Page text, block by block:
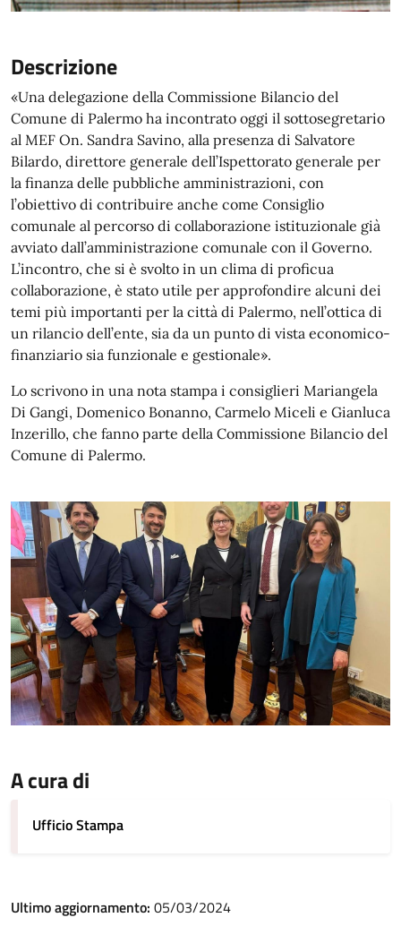
Descrizione
«Una delegazione della Commissione Bilancio del
Comune di Palermo ha incontrato oggi il sottosegretario
al MEF On. Sandra Savino, alla presenza di Salvatore
Bilardo, direttore generale dell’Ispettorato generale per
la finanza delle pubbliche amministrazioni, con
l’obiettivo di contribuire anche come Consiglio
comunale al percorso di collaborazione istituzionale già
avviato dall’amministrazione comunale con il Governo.
L’incontro, che si è svolto in un clima di proficua
collaborazione, è stato utile per approfondire alcuni dei
temi più importanti per la città di Palermo, nell’ottica di
un rilancio dell’ente, sia da un punto di vista economico-
finanziario sia funzionale e gestionale».
Lo scrivono in una nota stampa i consiglieri Mariangela
Di Gangi, Domenico Bonanno, Carmelo Miceli e Gianluca
Inzerillo, che fanno parte della Commissione Bilancio del
Comune di Palermo.
A cura di
Ufficio Stampa
Ultimo aggiornamento: 05/03/2024